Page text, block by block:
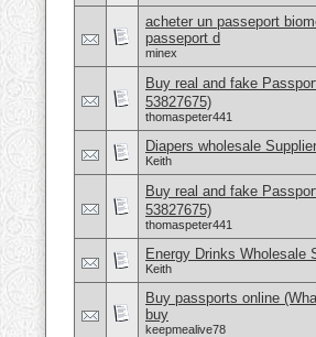
acheter un passeport
passeport d
minex
Buy real and fake
53827675)
thomaspeter441
Diapers wholesale
Keith
Buy real and fake
53827675)
thomaspeter441
Energy Drinks Wholesale
Keith
Buy passports online
buy
keepmealive78